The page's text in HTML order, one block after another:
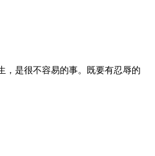
，是很不容易的事。既要有忍辱的